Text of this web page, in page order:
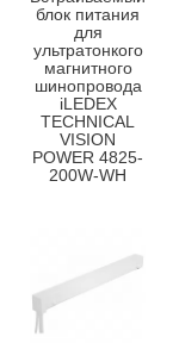
блок питания
для
ультратонкого
магнитного
шинопровода
iLEDEX
TECHNICAL
VISION
POWER 4825-
200W-WH